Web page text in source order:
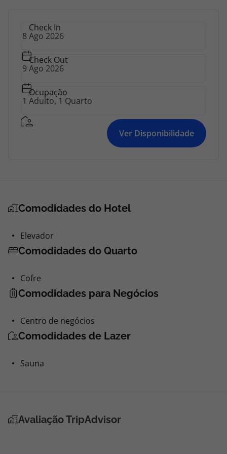
Check In
Check Out
Ocupação
Ver Disponibilidade
Comodidades do Hotel
Elevador
Comodidades do Quarto
Cofre
Comodidades para Negócios
Centro de negócios
Comodidades de Lazer
Sauna
Avaliação TripAdvisor